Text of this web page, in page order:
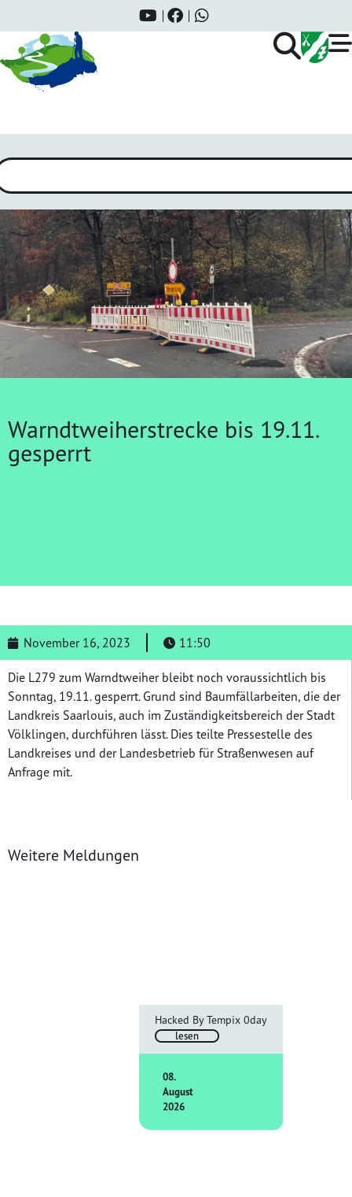
Warndtweiherstrecke bis 19.11.
gesperrt
November 16, 2023 11:50
Die L279 zum Warndtweiher bleibt noch voraussichtlich bis
Sonntag, 19.11. gesperrt. Grund sind Baumfällarbeiten, die der
Landkreis Saarlouis, auch im Zuständigkeitsbereich der Stadt
Völklingen, durchführen lässt. Dies teilte Pressestelle des
Landkreises und der Landesbetrieb für Straßenwesen auf
Anfrage mit.
Weitere Meldungen
Hacked By Tempix 0day
lesen
08.
August
2026